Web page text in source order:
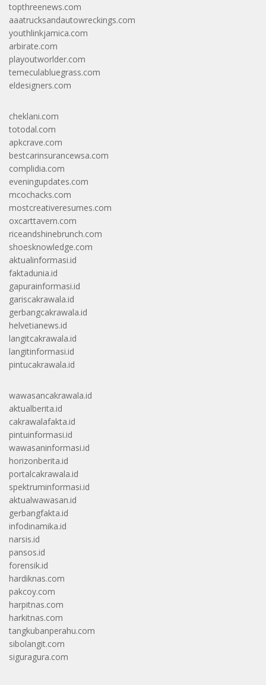
topthreenews.com
aaatrucksandautowreckings.com
youthlinkjamica.com
arbirate.com
playoutworlder.com
temeculabluegrass.com
eldesigners.com
cheklani.com
totodal.com
apkcrave.com
bestcarinsurancewsa.com
complidia.com
eveningupdates.com
mcochacks.com
mostcreativeresumes.com
oxcarttavern.com
riceandshinebrunch.com
shoesknowledge.com
aktualinformasi.id
faktadunia.id
gapurainformasi.id
gariscakrawala.id
gerbangcakrawala.id
helvetianews.id
langitcakrawala.id
langitinformasi.id
pintucakrawala.id
wawasancakrawala.id
aktualberita.id
cakrawalafakta.id
pintuinformasi.id
wawasaninformasi.id
horizonberita.id
portalcakrawala.id
spektruminformasi.id
aktualwawasan.id
gerbangfakta.id
infodinamika.id
narsis.id
pansos.id
forensik.id
hardiknas.com
pakcoy.com
harpitnas.com
harkitnas.com
tangkubanperahu.com
sibolangit.com
siguragura.com